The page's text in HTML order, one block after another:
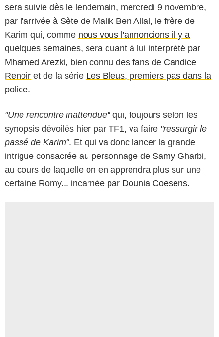
sera suivie dès le lendemain, mercredi 9 novembre,
par l'arrivée à Sète de Malik Ben Allal, le frère de
Karim qui, comme nous vous l'annoncions il y a
quelques semaines, sera quant à lui interprété par
Mhamed Arezki, bien connu des fans de Candice
Renoir et de la série Les Bleus, premiers pas dans la
police.
"Une rencontre inattendue"qui, toujours selon les
synopsis dévoilés hier par TF1, va faire "ressurgir le
passé de Karim". Et qui va donc lancer la grande
intrigue consacrée au personnage de Samy Gharbi,
au cours de laquelle on en apprendra plus sur une
certaine Romy... incarnée par Dounia Coesens.